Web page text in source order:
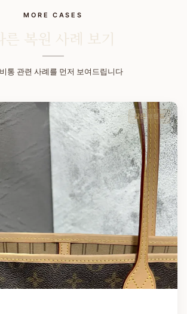
MORE CASES
른 복원 사례 보기
통 관련 사례를 먼저 보여드립니다
같은 브랜드